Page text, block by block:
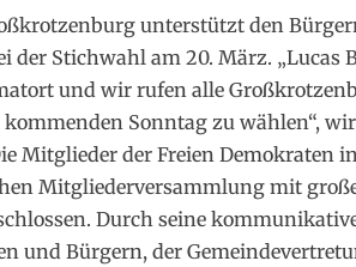
unterstützt den
der Stichwahl am 20. März. „Lucas
und wir rufen alle
Sonntag zu wählen“,
Mitglieder der Freien Demokraten
Mitgliederversammlung mit
Durch seine
und Bürgern, der